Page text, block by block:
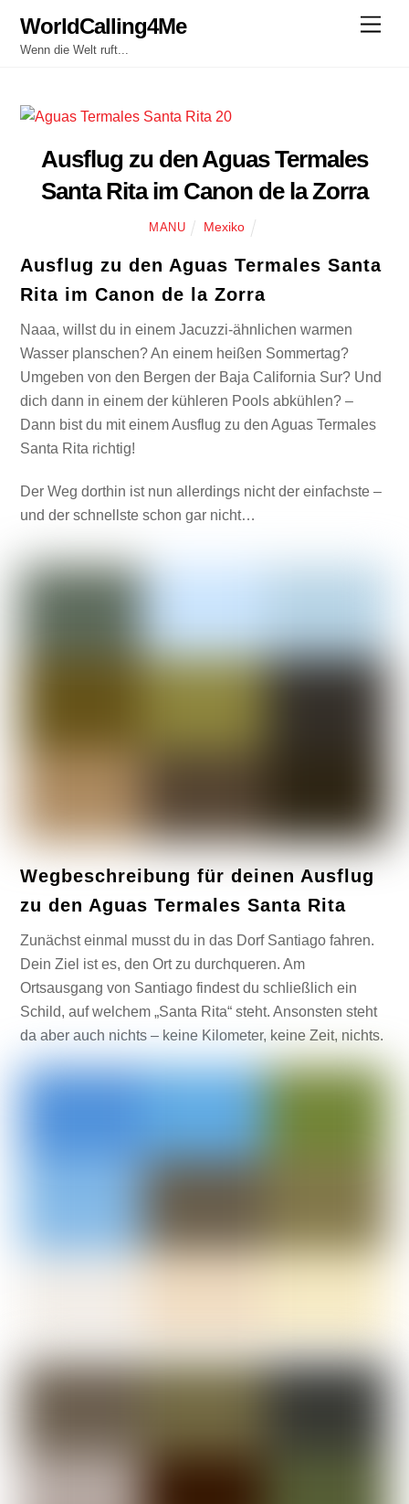
content
WorldCalling4Me
Wenn die Welt ruft...
Ausflug zu den Aguas Termales
Santa Rita im Canon de la Zorra
MANU Mexiko
Ausflug zu den Aguas Termales Santa
Rita im Canon de la Zorra
Naaa, willst du in einem Jacuzzi-ähnlichen warmen
Wasser planschen? An einem heißen Sommertag?
Umgeben von den Bergen der Baja California Sur? Und
dich dann in einem der kühleren Pools abkühlen? –
Dann bist du mit einem Ausflug zu den Aguas Termales
Santa Rita richtig!
Der Weg dorthin ist nun allerdings nicht der einfachste –
und der schnellste schon gar nicht…
Wegbeschreibung für deinen Ausflug
zu den Aguas Termales Santa Rita
Zunächst einmal musst du in das Dorf Santiago fahren.
Dein Ziel ist es, den Ort zu durchqueren. Am
Ortsausgang von Santiago findest du schließlich ein
Schild, auf welchem „Santa Rita“ steht. Ansonsten steht
da aber auch nichts – keine Kilometer, keine Zeit, nichts.